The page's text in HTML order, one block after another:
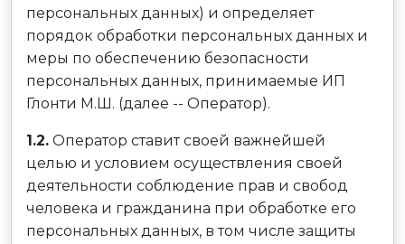
персональных данных) и определяет
порядок обработки персональных данных и
меры по обеспечению безопасности
персональных данных, принимаемые ИП
Глонти М.Ш. (далее -- Оператор).
1.2. Оператор ставит своей важнейшей
целью и условием осуществления своей
деятельности соблюдение прав и свобод
человека и гражданина при обработке его
персональных данных, в том числе защиты